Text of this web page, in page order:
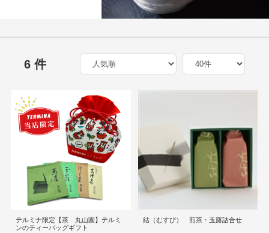
6 件
テルミナ限定【茶 丸山園】テルミ
ンのティーバッグギフト
結（むすび） 煎茶・玉露詰合せ